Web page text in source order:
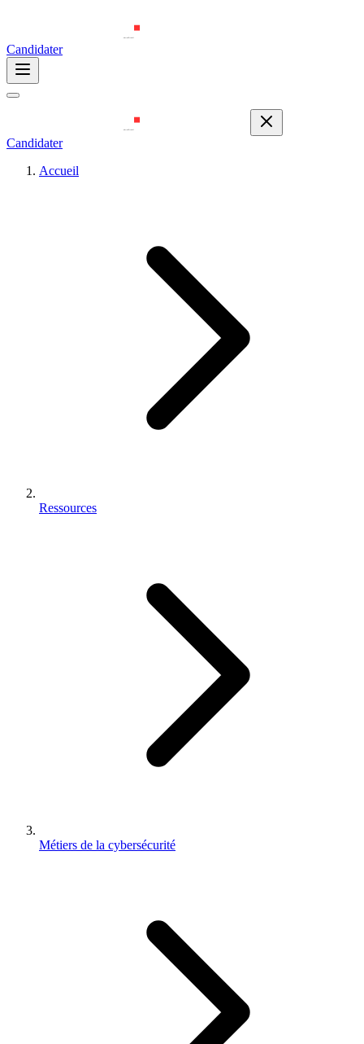
Candidater
Candidater
Accueil
Ressources
Métiers de la cybersécurité